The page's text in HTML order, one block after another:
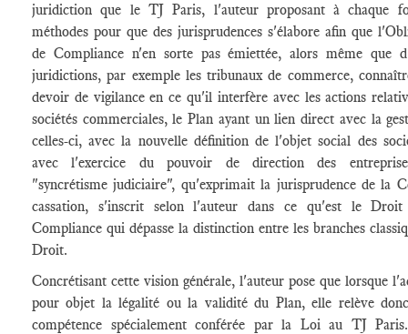
juridiction que le TJ Paris, l'auteur proposant à chaque
méthodes pour que des jurisprudences s'élabore afin que
de Compliance n'en sorte pas émiettée, alors même que
juridictions, par exemple les tribunaux de commerce,
devoir de vigilance en ce qu'il interfère avec les actions
sociétés commerciales, le Plan ayant un lien direct avec la
celles-ci, avec la nouvelle définition de l'objet social des
avec l'exercice du pouvoir de direction des
"syncrétisme judiciaire", qu'exprimait la jurisprudence de la
cassation, s'inscrit selon l'auteur dans ce qu'est le
Compliance qui dépasse la distinction entre les branches
Droit.
Concrétisant cette vision générale, l'auteur pose que lorsque
pour objet la légalité ou la validité du Plan, elle relève
compétence spécialement conférée par la Loi au TJ